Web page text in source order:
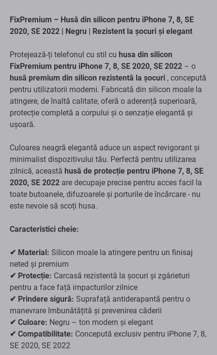
FixPremium – Husă din silicon pentru iPhone 7, 8, SE
2020, SE 2022 | Negru | Rezistent la șocuri și elegant
Protejează-ți telefonul cu stil cu husa din silicon
FixPremium pentru iPhone 7, 8, SE 2020, SE 2022 – o
husă premium din silicon rezistentă la șocuri , concepută
pentru utilizatorii moderni. Fabricată din silicon moale la
atingere, de înaltă calitate, oferă o aderență superioară,
protecție completă a corpului și o senzație elegantă și
ușoară.
Culoarea neagră elegantă aduce un aspect revigorant și
minimalist dispozitivului tău. Perfectă pentru utilizarea
zilnică, această husă de protecție pentru iPhone 7, 8, SE
2020, SE 2022 are decupaje precise pentru acces facil la
toate butoanele, difuzoarele și porturile de încărcare - nu
este nevoie să scoți husa.
Caracteristici cheie:
✔ Material: Silicon moale la atingere pentru un finisaj
neted și premium
✔ Protecție: Carcasă rezistentă la șocuri și zgârieturi
pentru a face față impacturilor zilnice
✔ Prindere sigură: Suprafață antiderapantă pentru o
manevrare îmbunătățită și prevenirea căderii
✔ Culoare: Negru – ton modern și elegant
✔ Compatibilitate: Concepută exclusiv pentru iPhone 7, 8,
SE 2020, SE 2022